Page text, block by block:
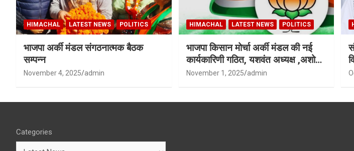
HIMACHAL LATEST NEWS POLITICS
भाजपा अर्की मंडल संगठनात्मक बैठक
सम्पन्न
November 4, 2025 admin
HIMACHAL LATEST NEWS POLITICS
भाजपा किसान मोर्चा अर्की मंडल की नई
कार्यकारिणी गठित, यशवंत अध्यक्ष ,अशोक
शर्मा बने उपाध्यक्ष
November 1, 2025 admin
Categories